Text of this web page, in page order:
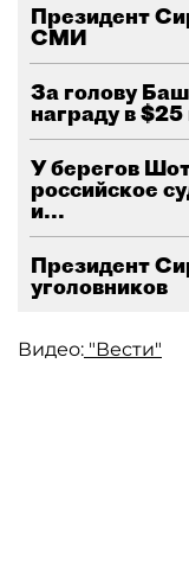
Президент
СМИ
За голову
награду в
У берегов
российское
и...
Президент
уголовников
Видео: "Вести"